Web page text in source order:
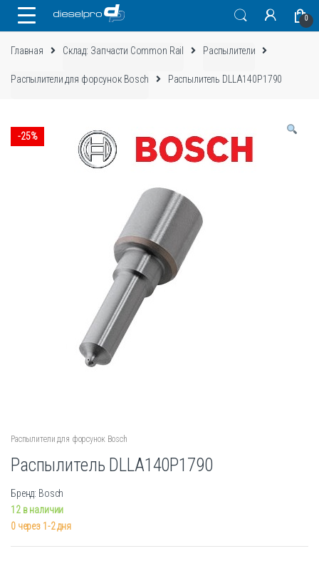
0
Главная Склад: Запчасти Common Rail Распылители
Распылители для форсунок Bosch Распылитель DLLA140P1790
-25%
Распылители для форсунок Bosch
Распылитель DLLA140P1790
Бренд: Bosch
12 в наличии
0 через 1-2 дня